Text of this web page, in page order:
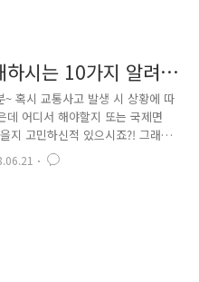
하시는 10가지 알려드
혹시 교통사고 발생 시 상황에 따
데 어디서 해야할지 또는 국제면
지 고민하신적 있으시죠?! 그래서
10입니다. 그러면 어떤 질문이
] 무인단속카메라에 단속이 됐